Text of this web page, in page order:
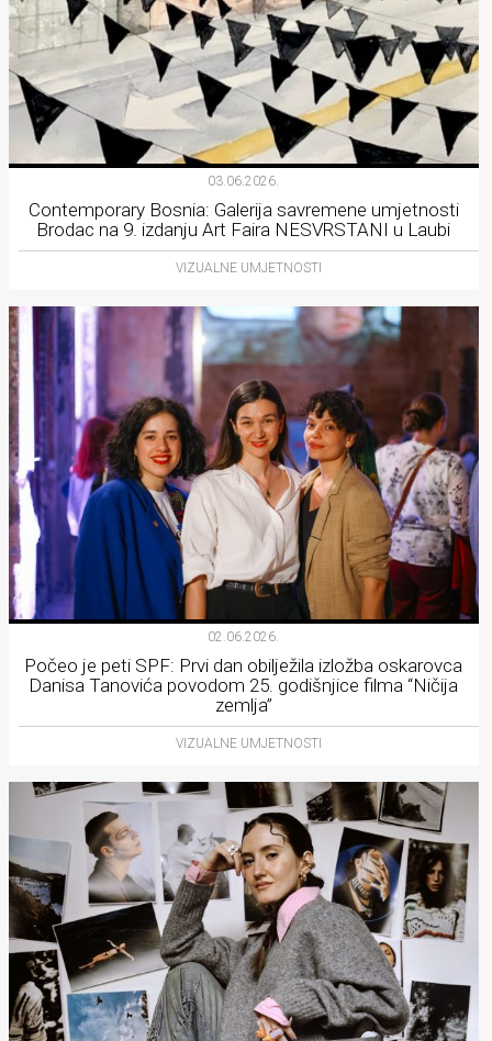
03.06.2026.
Contemporary Bosnia: Galerija savremene umjetnosti
Brodac na 9. izdanju Art Faira NESVRSTANI u Laubi
VIZUALNE UMJETNOSTI
02.06.2026.
Počeo je peti SPF: Prvi dan obilježila izložba oskarovca
Danisa Tanovića povodom 25. godišnjice filma “Ničija
zemlja”
VIZUALNE UMJETNOSTI